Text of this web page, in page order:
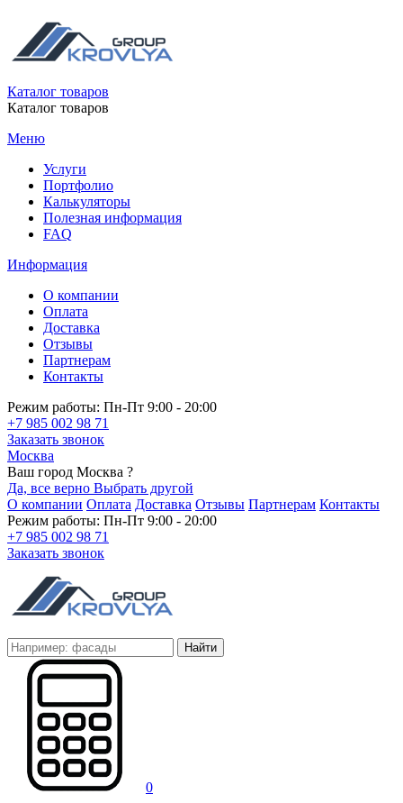
Каталог товаров
Каталог товаров
Меню
Услуги
Портфолио
Калькуляторы
Полезная информация
FAQ
Информация
О компании
Оплата
Доставка
Отзывы
Партнерам
Контакты
Режим работы: Пн-Пт 9:00 - 20:00
+7 985 002 98 71
Заказать звонок
Москва
Ваш город Москва ?
Да, все верно Выбрать другой
О компании Оплата Доставка Отзывы Партнерам Контакты
Режим работы: Пн-Пт 9:00 - 20:00
+7 985 002 98 71
Заказать звонок
Найти
0